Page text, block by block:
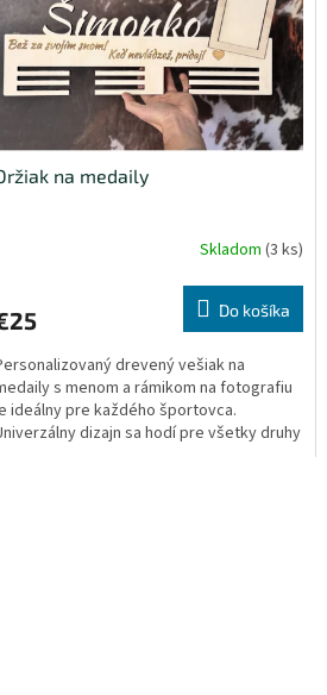
na medaily
Skladom (3 ks)
Do košíka
drevený vešiak na
s menom a rámikom na fotografiu
ideálny pre každého športovca.
dizajn sa hodí pre všetky druhy